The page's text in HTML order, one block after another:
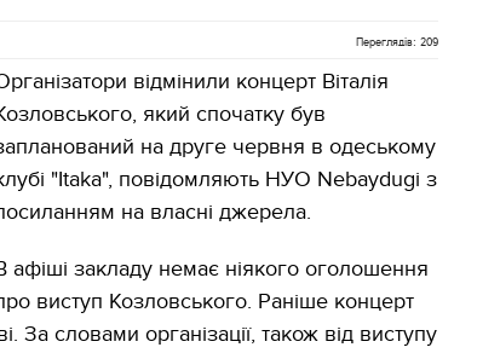
Переглядів: 209
відмінили концерт Віталія
який спочатку був
на друге червня в одеському
"Itaka", повідомляють НУО Nebaydugi з
на власні джерела.
афіші закладу немає ніякого оголошення
виступ Козловського. Раніше концерт
За словами організації, також від виступу